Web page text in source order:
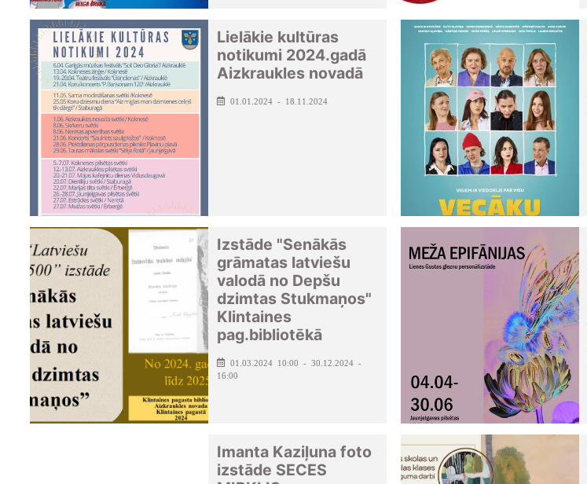
Lielākie kultūras
notikumi 2024.gadā
Aizkraukles novadā
01.01.2024 - 18.11.2024
Izstāde "Senākās
grāmatas latviešu
valodā no Depšu
dzimtas Stukmaņos"
Klintaines
pag.bibliotēkā
01.03.2024 10:00 - 30.12.2024 -
16:00
Imanta Kaziļuna foto
izstāde SECES